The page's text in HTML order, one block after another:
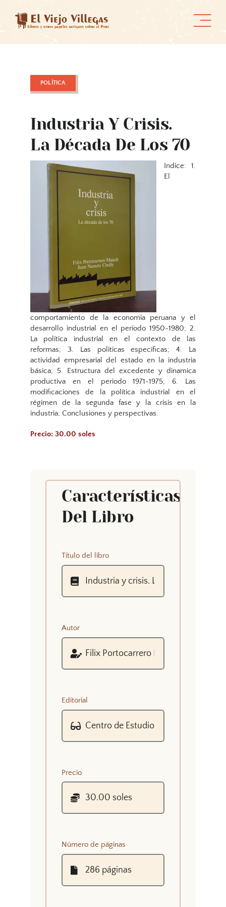
content
POLÍTICA
Industria Y Crisis.
La Década De Los 70
Indice: 1.
El
comportamiento de la economía peruana y el
desarrollo industrial en el período 1950-1980; 2.
La política industrial en el contexto de las
reformas; 3. Las políticas específicas; 4. La
actividad empresarial del estado en la industria
básica; 5. Estructura del excedente y dinamica
productiva en el periodo 1971-1975; 6. Las
modificaciones de la política industrial en el
régimen de la segunda fase y la crisis en la
industria; Conclusiones y perspectivas.
Precio: 30.00 soles
Características
Del Libro
Título del libro
Autor
Editorial
Precio
Número de páginas